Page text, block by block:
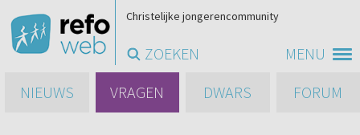
MENU
Christelijke jongerencommunity
ZOEKEN
NIEUWS
VRAGEN DWARS FORUM